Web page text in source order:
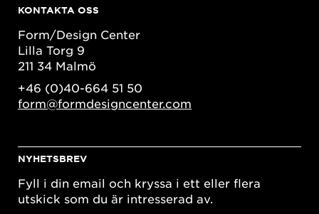
KONTAKTA OSS
Form/Design Center
Lilla Torg 9
211 34 Malmö
+46 (0)40-664 51 50
form@formdesigncenter.com
NYHETSBREV
Fyll i din email och kryssa i ett eller flera
utskick som du är intresserad av.